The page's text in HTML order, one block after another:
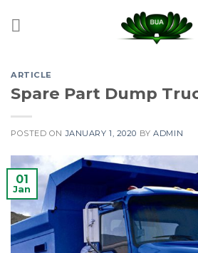
ARTICLE
Spare Part Dump
POSTED ONJANUARY 1, 2020 BYADMIN
01
Jan